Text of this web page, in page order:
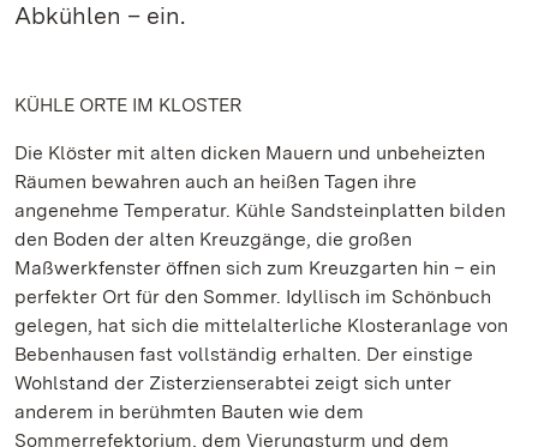
Abkühlen – ein.
KÜHLE ORTE IM KLOSTER
Die Klöster mit alten dicken Mauern und unbeheizten
Räumen bewahren auch an heißen Tagen ihre
angenehme Temperatur. Kühle Sandsteinplatten bilden
den Boden der alten Kreuzgänge, die großen
Maßwerkfenster öffnen sich zum Kreuzgarten hin – ein
perfekter Ort für den Sommer. Idyllisch im Schönbuch
gelegen, hat sich die mittelalterliche Klosteranlage von
Bebenhausen fast vollständig erhalten. Der einstige
Wohlstand der Zisterzienserabtei zeigt sich unter
anderem in berühmten Bauten wie dem
Sommerrefektorium, dem Vierungsturm und dem